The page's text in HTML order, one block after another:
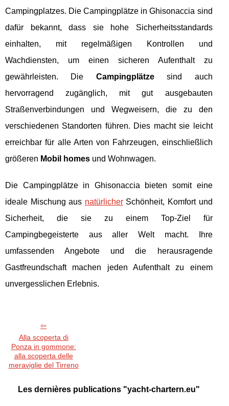
Campingplatzes. Die Campingplätze in Ghisonaccia sind
dafür bekannt, dass sie hohe Sicherheitsstandards
einhalten, mit regelmäßigen Kontrollen und
Wachdiensten, um einen sicheren Aufenthalt zu
gewährleisten. Die Campingplätzesind auch
hervorragend zugänglich, mit gut ausgebauten
Straßenverbindungen und Wegweisern, die zu den
verschiedenen Standorten führen. Dies macht sie leicht
erreichbar für alle Arten von Fahrzeugen, einschließlich
größeren Mobil homes und Wohnwagen.
Die Campingplätze in Ghisonaccia bieten somit eine
ideale Mischung aus natürlicherSchönheit, Komfort und
Sicherheit, die sie zu einem Top-Ziel für
Campingbegeisterte aus aller Welt macht. Ihre
umfassenden Angebote und die herausragende
Gastfreundschaft machen jeden Aufenthalt zu einem
unvergesslichen Erlebnis.
Alla scoperta di
Ponza in gommone:
alla scoperta delle
meraviglie del Tirreno
Les dernières publications "yacht-chartern.eu"